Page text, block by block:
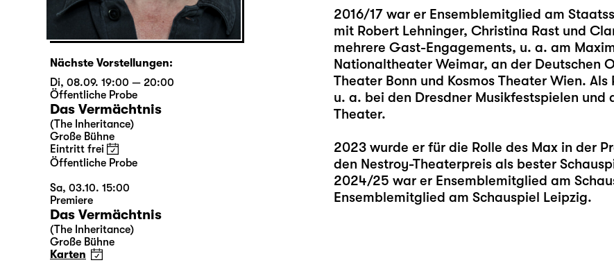
2016/17 war er Ensemblemitglied am
mit Robert Lehninger, Christina Rast und
mehrere Gast-Engagements, u. a. am
Nationaltheater Weimar, an der Deutschen
Theater Bonn und Kosmos Theater Wien.
u. a. bei den Dresdner Musikfestspielen und
Theater.
2023 wurde er für die Rolle des Max in der
den Nestroy-Theaterpreis als bester
2024/25 war er Ensemblemitglied am
Ensemblemitglied am Schauspiel Leipzig.
Nächste Vorstellungen:
Di, 08.09. 19:00 — 20:00
Öffentliche Probe
Das Vermächtnis
(The Inheritance)
Große Bühne
Eintritt frei
Öffentliche Probe
Sa, 03.10. 15:00
Premiere
Das Vermächtnis
(The Inheritance)
Große Bühne
Karten